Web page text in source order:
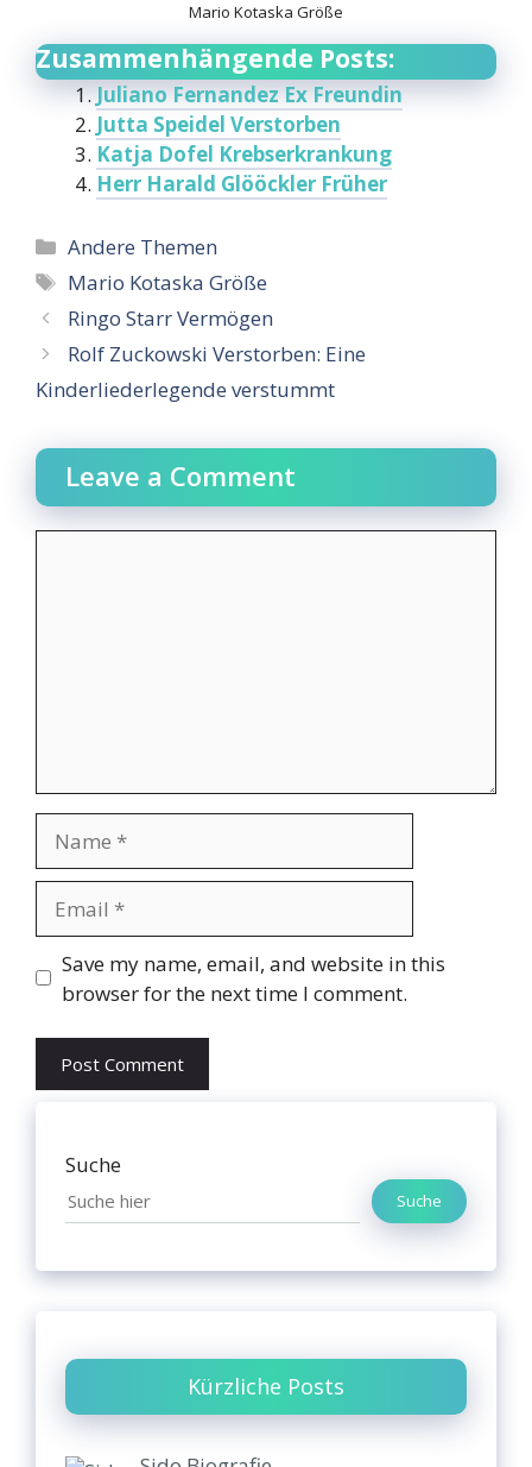
Mario Kotaska Größe
Zusammenhängende Posts:
Juliano Fernandez Ex Freundin
Jutta Speidel Verstorben
Katja Dofel Krebserkrankung
Herr Harald Glööckler Früher
Categories
Andere Themen
Tags
Mario Kotaska Größe
Ringo Starr Vermögen
Rolf Zuckowski Verstorben: Eine
Kinderliederlegende verstummt
Leave a Comment
Website
Save my name, email, and website in this
browser for the next time I comment.
Suche
Suche
Kürzliche Posts